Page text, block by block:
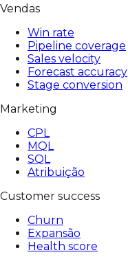
Vendas
Win rate
Pipeline coverage
Sales velocity
Forecast accuracy
Stage conversion
Marketing
CPL
MQL
SQL
Atribuição
Customer success
Churn
Expansão
Health score